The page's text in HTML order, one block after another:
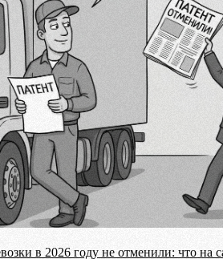
в 2026 году не отменили: что на